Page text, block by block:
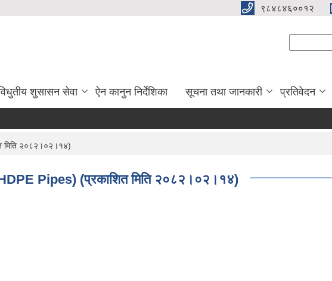
९८४८४६००१२
शुसासन सेवा ऐन कानुन निर्देशिका सूचना तथा जानकारी प्रतिवेदन
मिति २०८२।०२।१४)
Pipes) (प्रकाशित मिति २०८२।०२।१४)